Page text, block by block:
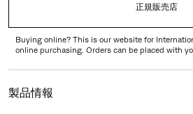
正規販売店
Buying online? This is our website for
online purchasing. Orders can be placed with
製品情報